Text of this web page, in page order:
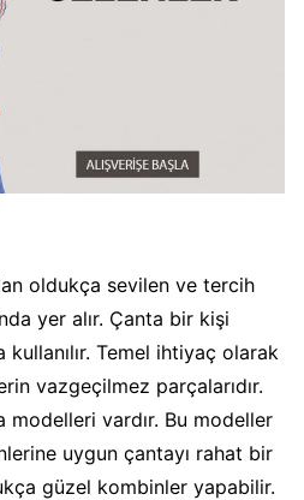
oldukça sevilen ve tercih
yer alır. Çanta bir kişi
Temel ihtiyaç olarak
vazgeçilmez parçalarıdır.
modelleri vardır. Bu modeller
uygun çantayı rahat bir
güzel kombinler yapabilir.